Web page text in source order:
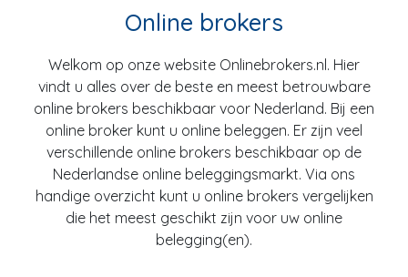
Online brokers
Welkom op onze website Onlinebrokers.nl. Hier
vindt u alles over de beste en meest betrouwbare
online brokers beschikbaar voor Nederland. Bij een
online broker kunt u online beleggen. Er zijn veel
verschillende online brokers beschikbaar op de
Nederlandse online beleggingsmarkt. Via ons
handige overzicht kunt u online brokers vergelijken
die het meest geschikt zijn voor uw online
belegging(en).